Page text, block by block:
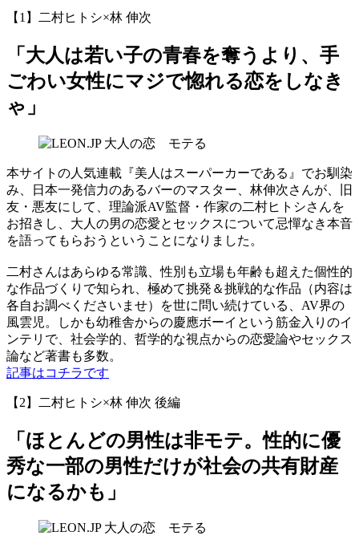
【1】二村ヒトシ×林 伸次
「大人は若い子の青春を奪うより、手
ごわい女性にマジで惚れる恋をしなき
ゃ」
本サイトの人気連載『美人はスーパーカーである』でお馴染
み、日本一発信力のあるバーのマスター、林伸次さんが、旧
友・悪友にして、理論派AV監督・作家の二村ヒトシさんを
お招きし、大人の男の恋愛とセックスについて忌憚なき本音
を語ってもらおうということになりました。
二村さんはあらゆる常識、性別も立場も年齢も超えた個性的
な作品づくりで知られ、極めて挑発＆挑戦的な作品（内容は
各自お調べくださいませ）を世に問い続けている、AV界の
風雲児。しかも幼稚舎からの慶應ボーイという筋金入りのイ
ンテリで、社会学的、哲学的な視点からの恋愛論やセックス
論など著書も多数。
記事はコチラです
【2】二村ヒトシ×林 伸次 後編
「ほとんどの男性は非モテ。性的に優
秀な一部の男性だけが社会の共有財産
になるかも」